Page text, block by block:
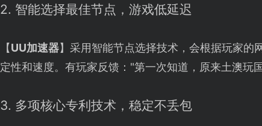
2. 智能选择最佳节点，游戏低延迟
【UU加速器】采用智能节点选择技术，会根据玩家的
定性和速度。有玩家反馈："第一次知道，原来土澳玩
3. 多项核心专利技术，稳定不丢包